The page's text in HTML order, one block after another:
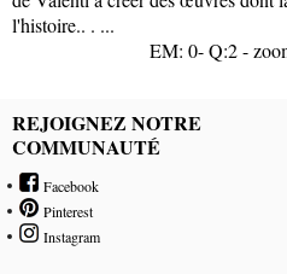
l'histoire.. . ...
EM: 0- Q:2 -
REJOIGNEZ NOTRE
COMMUNAUTÉ
Facebook
Pinterest
Instagram